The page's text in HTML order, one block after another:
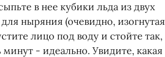
в нее кубики льда из двух
ныряния (очевидно, изогнутая
лицо под воду и стойте так,
- идеально. Увидите, какая